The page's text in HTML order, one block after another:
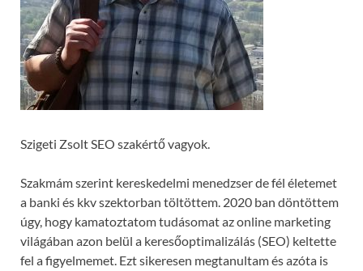
Szigeti Zsolt SEO szakértő vagyok.
Szakmám szerint kereskedelmi menedzser de fél életemet
a banki és kkv szektorban töltöttem. 2020 ban döntöttem
úgy, hogy kamatoztatom tudásomat az online marketing
világában azon belül a keresőoptimalizálás (SEO) keltette
fel a figyelmemet. Ezt sikeresen megtanultam és azóta is